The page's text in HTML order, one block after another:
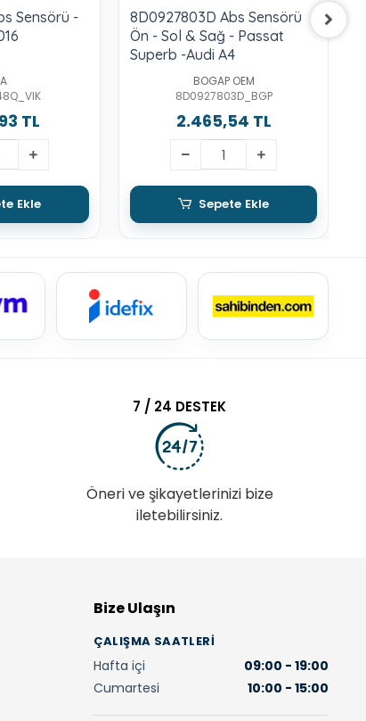
Sensörü -
TL
Ekle
8D0927803D Abs Sensörü
Ön - Sol & Sağ - Passat
Superb -Audi A4
BOGAP OEM
8D0927803D_BGP
2.465,54 TL
Sepete Ekle
7 / 24 DESTEK
Öneri ve şikayetlerinizi bize
iletebilirsiniz.
Bize Ulaşın
ÇALIŞMA SAATLERI
Hafta içi
09:00 - 19:00
Cumartesi
10:00 - 15:00